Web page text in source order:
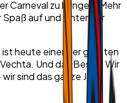
Carneval zu bringen. Mehr
Spaß auf und hinter der
ist heute einer der größten
Und das Beste: Wir
sind das ganze Jahr